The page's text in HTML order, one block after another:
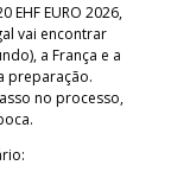
EURO 2026,
vai encontrar
a França e a
preparação.
no processo,